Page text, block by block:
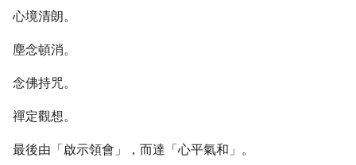
心境清朗。
塵念頓消。
念佛持咒。
禪定觀想。
最後由「啟示領會」，而達「心平氣和」。